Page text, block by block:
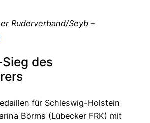
Ruderverband/Seyb –
des
für Schleswig-Holstein
Börms (Lübecker FRK) mit